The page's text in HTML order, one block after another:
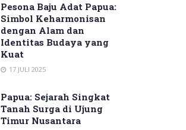
Pesona Baju Adat Papua:
Simbol Keharmonisan
dengan Alam dan
Identitas Budaya yang
Kuat
17 JULI 2025
Papua: Sejarah Singkat
Tanah Surga di Ujung
Timur Nusantara